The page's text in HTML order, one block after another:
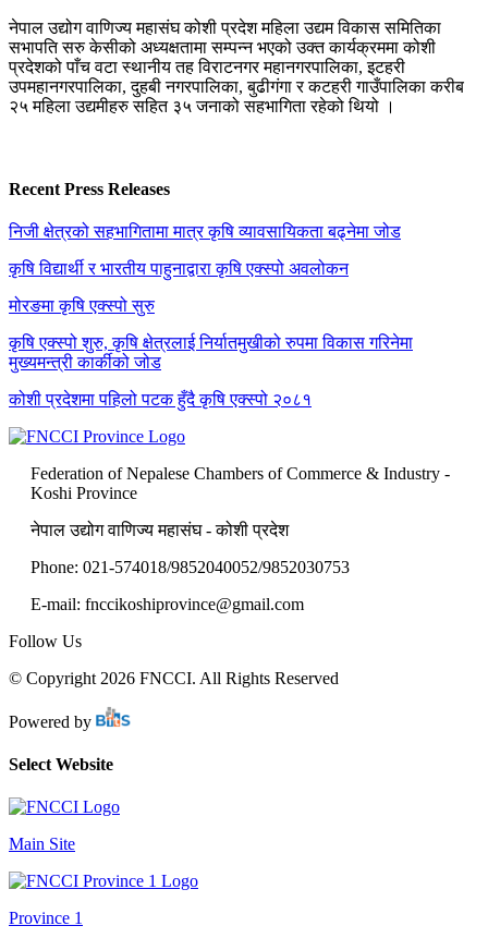
नेपाल उद्योग वाणिज्य महासंघ कोशी प्रदेश महिला उद्यम विकास समितिका
सभापति सरु केसीको अध्यक्षतामा सम्पन्न भएको उक्त कार्यक्रममा कोशी
प्रदेशको पाँच वटा स्थानीय तह विराटनगर महानगरपालिका, इटहरी
उपमहानगरपालिका, दुहबी नगरपालिका, बुढीगंगा र कटहरी गाउँपालिका करीब
२५ महिला उद्यमीहरु सहित ३५ जनाको सहभागिता रहेको थियो ।
Recent Press Releases
निजी क्षेत्रको सहभागितामा मात्र कृषि व्यावसायिकता बढ्नेमा जोड
कृषि विद्यार्थी र भारतीय पाहुनाद्वारा कृषि एक्स्पो अवलोकन
मोरङमा कृषि एक्स्पो सुरु
कृषि एक्स्पो शुरु, कृषि क्षेत्रलाई निर्यातमुखीको रुपमा विकास गरिनेमा
मुख्यमन्त्री कार्कीको जोड
कोशी प्रदेशमा पहिलो पटक हुँदै कृषि एक्स्पो २०८१
Federation of Nepalese Chambers of Commerce & Industry -
Koshi Province
नेपाल उद्योग वाणिज्य महासंघ - कोशी प्रदेश
Phone: 021-574018/9852040052/9852030753
E-mail: fnccikoshiprovince@gmail.com
Follow Us
© Copyright 2026 FNCCI. All Rights Reserved
Powered by
Select Website
Main Site
Province 1